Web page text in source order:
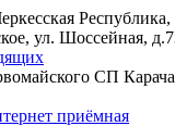
ул. Шоссейная,
СП
приёмная